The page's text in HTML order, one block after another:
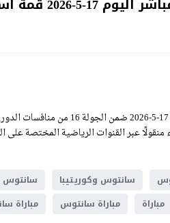
سانتوس وكوريتيبا
سانتوس
مباراة مباراة سانتوس
مباراة